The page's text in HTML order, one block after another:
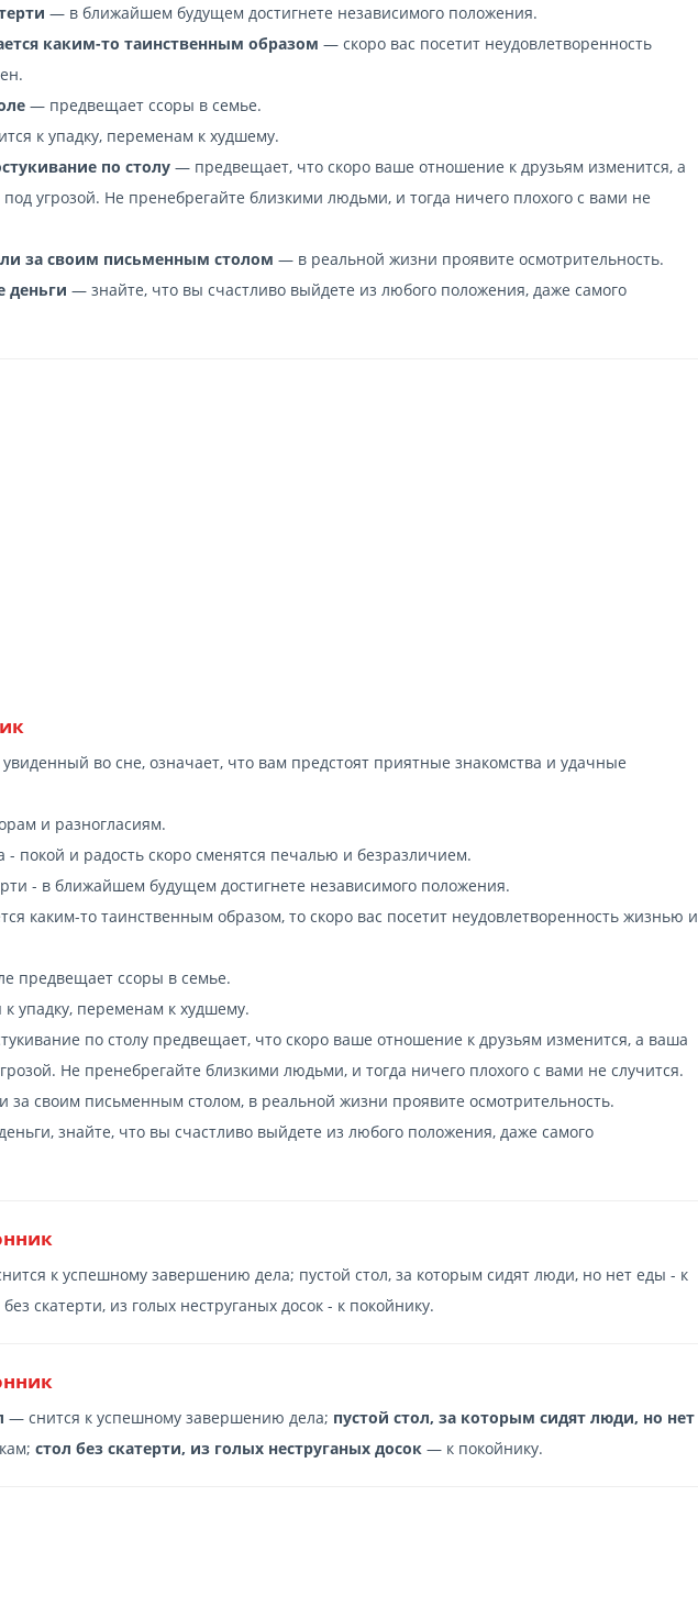
— в ближайшем будущем достигнете независимого положения.
каким-то таинственным образом — скоро вас посетит неудовлетворенность
— предвещает ссоры в семье.
к упадку, переменам к худшему.
по столу — предвещает, что скоро ваше отношение к друзьям изменится, а
угрозой. Не пренебрегайте близкими людьми, и тогда ничего плохого с вами не
за своим письменным столом — в реальной жизни проявите осмотрительность.
деньги — знайте, что вы счастливо выйдете из любого положения, даже самого
во сне, означает, что вам предстоят приятные знакомства и удачные
и разногласиям.
- покой и радость скоро сменятся печалью и безразличием.
- в ближайшем будущем достигнете независимого положения.
каким-то таинственным образом, то скоро вас посетит неудовлетворенность жизнью и
предвещает ссоры в семье.
упадку, переменам к худшему.
по столу предвещает, что скоро ваше отношение к друзьям изменится, а ваша
Не пренебрегайте близкими людьми, и тогда ничего плохого с вами не случится.
за своим письменным столом, в реальной жизни проявите осмотрительность.
знайте, что вы счастливо выйдете из любого положения, даже самого
к успешному завершению дела; пустой стол, за которым сидят люди, но нет еды - к
скатерти, из голых неструганых досок - к покойнику.
— снится к успешному завершению дела; пустой стол, за которым сидят люди, но нет
стол без скатерти, из голых неструганых досок — к покойнику.